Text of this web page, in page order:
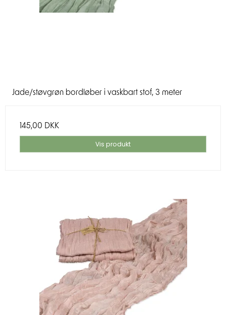
Jade/støvgrøn bordløber i vaskbart stof, 3 meter
145,00 DKK
Vis produkt